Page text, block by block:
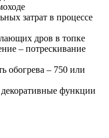
затрат в процессе
дров в топке
– потрескивание
обогрева – 750 или
функции